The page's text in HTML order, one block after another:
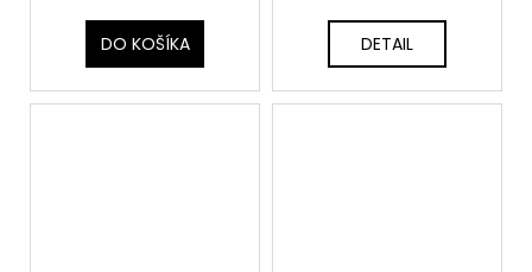
DO KOŠÍKA DETAIL